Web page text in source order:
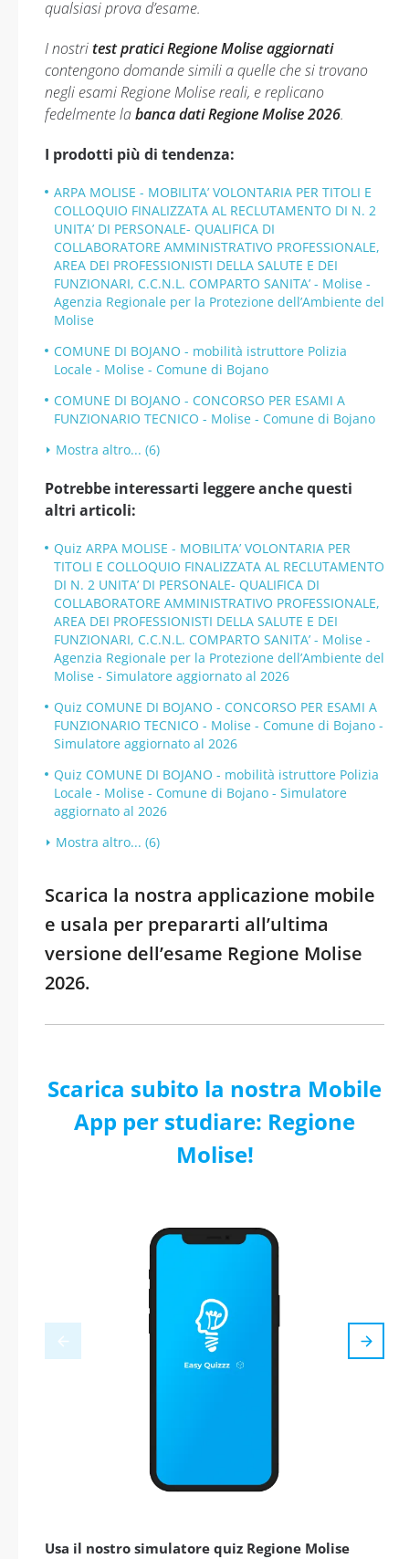
qualsiasi prova d’esame.
I nostri test pratici Regione Molise aggiornati
contengono domande simili a quelle che si trovano
negli esami Regione Molise reali, e replicano
fedelmente labanca dati Regione Molise 2026.
I prodotti più di tendenza:
ARPA MOLISE - MOBILITA’ VOLONTARIA PER TITOLI E
COLLOQUIO FINALIZZATA AL RECLUTAMENTO DI N. 2
UNITA’ DI PERSONALE- QUALIFICA DI
COLLABORATORE AMMINISTRATIVO PROFESSIONALE,
AREA DEI PROFESSIONISTI DELLA SALUTE E DEI
FUNZIONARI, C.C.N.L. COMPARTO SANITA’ - Molise -
Agenzia Regionale per la Protezione dell’Ambiente del
Molise
COMUNE DI BOJANO - mobilità istruttore Polizia
Locale - Molise - Comune di Bojano
COMUNE DI BOJANO - CONCORSO PER ESAMI A
FUNZIONARIO TECNICO - Molise - Comune di Bojano
Mostra altro... (6)
Potrebbe interessarti leggere anche questi
altri articoli:
Quiz ARPA MOLISE - MOBILITA’ VOLONTARIA PER
TITOLI E COLLOQUIO FINALIZZATA AL RECLUTAMENTO
DI N. 2 UNITA’ DI PERSONALE- QUALIFICA DI
COLLABORATORE AMMINISTRATIVO PROFESSIONALE,
AREA DEI PROFESSIONISTI DELLA SALUTE E DEI
FUNZIONARI, C.C.N.L. COMPARTO SANITA’ - Molise -
Agenzia Regionale per la Protezione dell’Ambiente del
Molise - Simulatore aggiornato al 2026
Quiz COMUNE DI BOJANO - CONCORSO PER ESAMI A
FUNZIONARIO TECNICO - Molise - Comune di Bojano -
Simulatore aggiornato al 2026
Quiz COMUNE DI BOJANO - mobilità istruttore Polizia
Locale - Molise - Comune di Bojano - Simulatore
aggiornato al 2026
Mostra altro... (6)
Scarica la nostra applicazione mobile
e usala per prepararti all’ultima
versione dell’esame Regione Molise
2026.
Scarica subito la nostra Mobile
App per studiare: Regione
Molise!
Usa il nostro simulatore quiz Regione Molise